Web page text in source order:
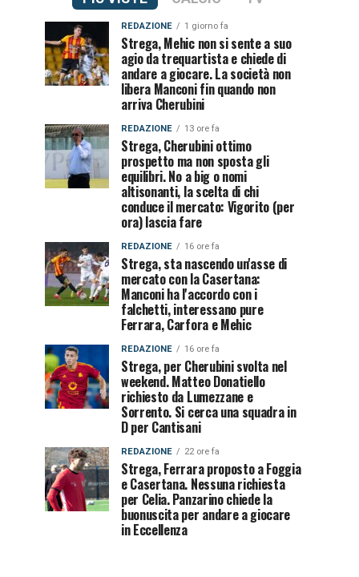
REDAZIONE 1 giorno fa
Strega, Mehic non si sente a suo
agio da trequartista e chiede di
andare a giocare. La società non
libera Manconi fin quando non
arriva Cherubini
REDAZIONE 13 ore fa
Strega, Cherubini ottimo
prospetto ma non sposta gli
equilibri. No a big o nomi
altisonanti, la scelta di chi
conduce il mercato: Vigorito (per
ora) lascia fare
REDAZIONE 16 ore fa
Strega, sta nascendo un'asse di
mercato con la Casertana:
Manconi ha l'accordo con i
falchetti, interessano pure
Ferrara, Carfora e Mehic
REDAZIONE 16 ore fa
Strega, per Cherubini svolta nel
weekend. Matteo Donatiello
richiesto da Lumezzane e
Sorrento. Si cerca una squadra in
D per Cantisani
REDAZIONE 22 ore fa
Strega, Ferrara proposto a Foggia
e Casertana. Nessuna richiesta
per Celia. Panzarino chiede la
buonuscita per andare a giocare
in Eccellenza